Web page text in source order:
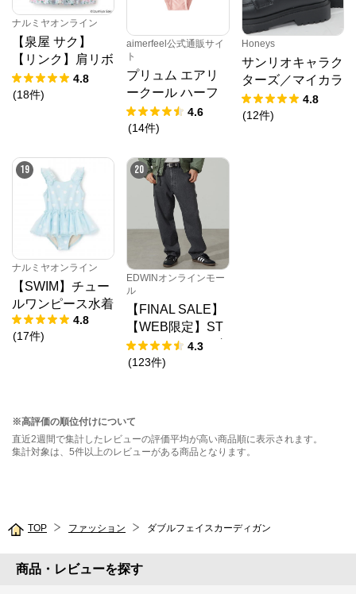
ナルミヤオンライン
【泉屋 サク】
【リンク】肩リボ
ンフラワーキャッ
トワンピース
4.8
(18件)
aimerfeel公式通販サイ
ト
プリュム エアリ
ークール ハーフ
バックショーツ
4.6
(14件)
Honeys
サンリオキャラク
ターズ／マイカラ
ーソックス4.8
(12件)
19
ナルミヤオンライン
【SWIM】チュー
ルワンピース水着
4.8
(17件)
20
EDWINオンラインモー
ル
【FINAL SALE】
【WEB限定】ST
EPMARK ルーズ
ペインターパンツ
4.3
(123件)
※高評価の順位付けについて
直近2週間で集計したレビューの評価平均が高い商品順に表示されます。
集計対象は、5件以上のレビューがある商品となります。
TOP ファッション ダブルフェイスカーディガン
商品・レビューを探す